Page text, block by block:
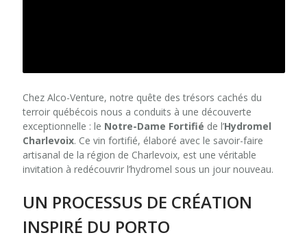
Chez Alco-Venture, notre quête des trésors cachés du
terroir québécois nous a conduits à une découverte
exceptionnelle : le Notre-Dame Fortifié de l’Hydromel
Charlevoix. Ce vin fortifié, élaboré avec le savoir-faire
artisanal de la région de Charlevoix, est une véritable
invitation à redécouvrir l’hydromel sous un jour nouveau.
UN PROCESSUS DE CRÉATION
INSPIRÉ DU PORTO